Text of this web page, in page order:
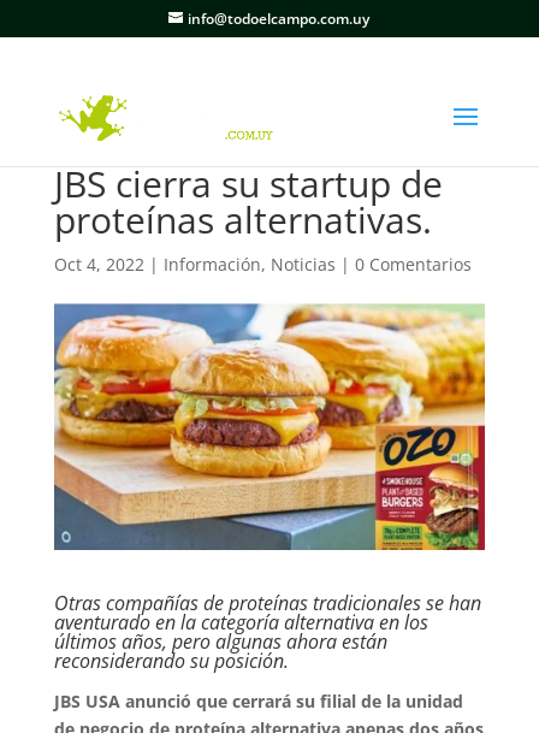
info@todoelcampo.com.uy
JBS cierra su startup de
proteínas alternativas.
Oct 4, 2022| Información, Noticias | 0 Comentarios
Otras compañías de proteínas tradicionales se han
aventurado en la categoría alternativa en los
últimos años, pero algunas ahora están
reconsiderando su posición.
JBS USA anunció que cerrará su filial de la unidad
de negocio de proteína alternativa apenas dos años